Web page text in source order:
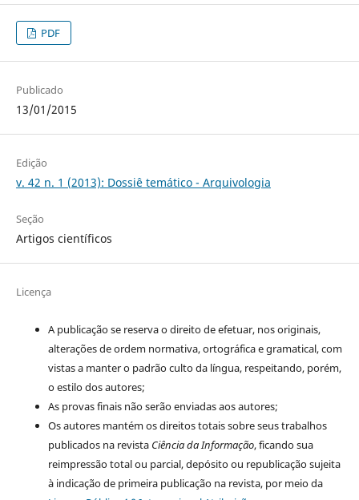
PDF
Publicado
13/01/2015
Edição
v. 42 n. 1 (2013): Dossiê temático - Arquivologia
Seção
Artigos científicos
Licença
A publicação se reserva o direito de efetuar, nos originais,
alterações de ordem normativa, ortográfica e gramatical, com
vistas a manter o padrão culto da língua, respeitando, porém,
o estilo dos autores;
As provas finais não serão enviadas aos autores;
Os autores mantém os direitos totais sobre seus trabalhos
publicados na revista Ciência da Informação, ficando sua
reimpressão total ou parcial, depósito ou republicação sujeita
à indicação de primeira publicação na revista, por meio da